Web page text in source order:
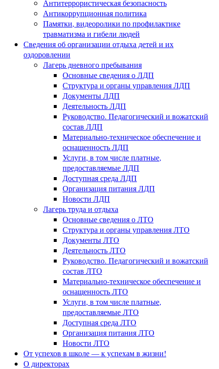
Антитеррористическая безопасность
Антикоррупционная политика
Памятки, видеоролики по профилактике
травматизма и гибели людей
Сведения об организации отдыха детей и их
оздоровлении
Лагерь дневного пребывания
Основные сведения о ЛДП
Структура и органы управления ЛДП
Документы ЛДП
Деятельность ЛДП
Руководство. Педагогический и вожатский
состав ЛДП
Материально-техническое обеспечение и
оснащенность ЛДП
Услуги, в том числе платные,
предоставляемые ЛДП
Доступная среда ЛДП
Организация питания ЛДП
Новости ЛДП
Лагерь труда и отдыха
Основные сведения о ЛТО
Структура и органы управления ЛТО
Документы ЛТО
Деятельность ЛТО
Руководство. Педагогический и вожатский
состав ЛТО
Материально-техническое обеспечение и
оснащенность ЛТО
Услуги, в том числе платные,
предоставляемые ЛТО
Доступная среда ЛТО
Организация питания ЛТО
Новости ЛТО
От успехов в школе — к успехам в жизни!
О директорах